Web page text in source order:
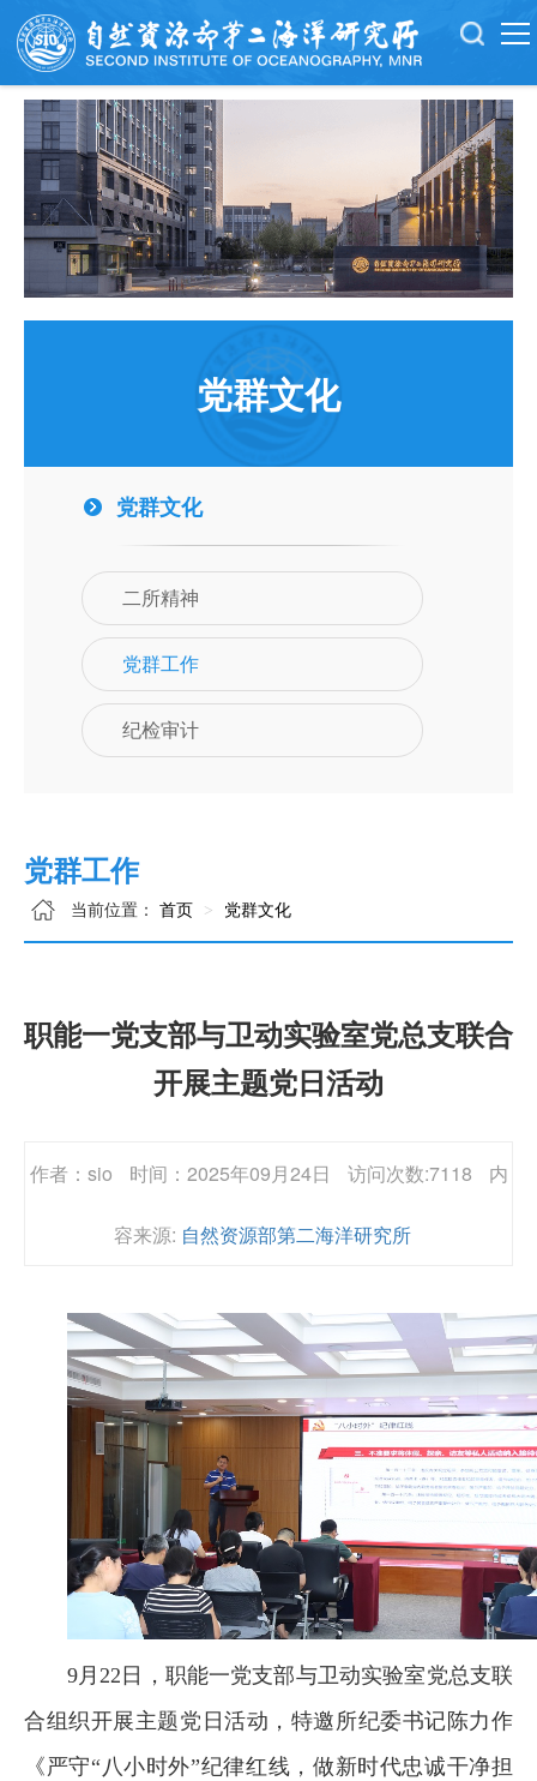
党群文化
党群文化
二所精神
党群工作
纪检审计
党群工作
当前位置： 首页 党群文化
职能一党支部与卫动实验室党总支联合
开展主题党日活动
作者：sio 时间：2025年09月24日 访问次数:7118 内
容来源: 自然资源部第二海洋研究所
9月22日，职能一党支部与卫动实验室党总支联
合组织开展主题党日活动，特邀所纪委书记陈力作
《严守“八小时外”纪律红线，做新时代忠诚干净担